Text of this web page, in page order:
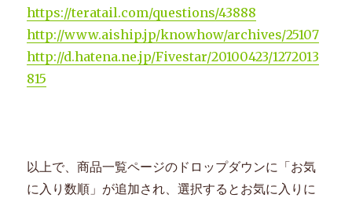
https://teratail.com/questions/43888
http://www.aiship.jp/knowhow/archives/25107
http://d.hatena.ne.jp/Fivestar/20100423/1272013
815
以上で、商品一覧ページのドロップダウンに「お気
に入り数順」が追加され、選択するとお気に入りに